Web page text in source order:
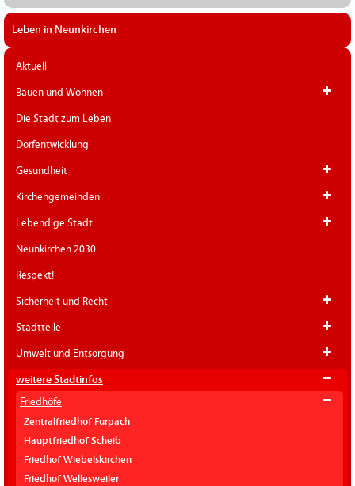
Leben in Neunkirchen
Aktuell
Bauen und Wohnen
Die Stadt zum Leben
Dorfentwicklung
Gesundheit
Kirchengemeinden
Lebendige Stadt
Neunkirchen 2030
Respekt!
Sicherheit und Recht
Stadtteile
Umwelt und Entsorgung
weitere Stadtinfos
Friedhöfe
Zentralfriedhof Furpach
Hauptfriedhof Scheib
Friedhof Wiebelskirchen
Friedhof Wellesweiler